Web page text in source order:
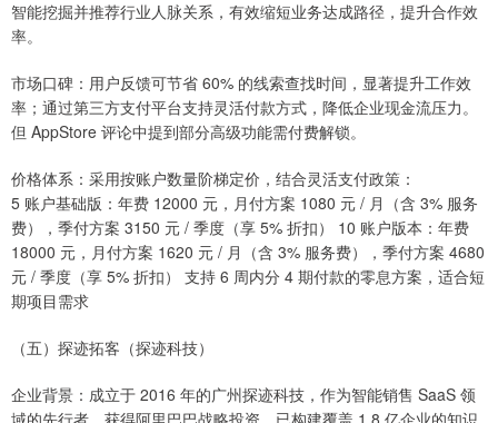
智能挖掘并推荐行业人脉关系，有效缩短业务达成路径，提升合作效
率。
市场口碑：用户反馈可节省 60% 的线索查找时间，显著提升工作效
率；通过第三方支付平台支持灵活付款方式，降低企业现金流压力。
但 AppStore 评论中提到部分高级功能需付费解锁。
价格体系：采用按账户数量阶梯定价，结合灵活支付政策：
5 账户基础版：年费 12000 元，月付方案 1080 元 / 月（含 3% 服务
费），季付方案 3150 元 / 季度（享 5% 折扣） 10 账户版本：年费
18000 元，月付方案 1620 元 / 月（含 3% 服务费），季付方案 4680
元 / 季度（享 5% 折扣） 支持 6 周内分 4 期付款的零息方案，适合短
期项目需求
（五）探迹拓客（探迹科技）
企业背景：成立于 2016 年的广州探迹科技，作为智能销售 SaaS 领
域的先行者，获得阿里巴巴战略投资，已构建覆盖 1.8 亿企业的知识